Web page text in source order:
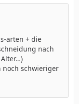
arten + die
nach
noch schwieriger